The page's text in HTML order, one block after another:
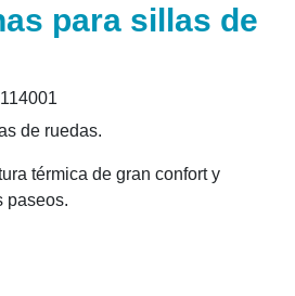
para sillas de
114001
de ruedas.
térmica de gran confort y
paseos.